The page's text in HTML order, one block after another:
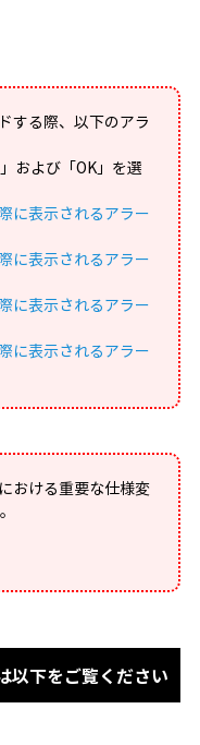
する際、以下のアラ
および「OK」を選
に表示されるアラー
に表示されるアラー
に表示されるアラー
に表示されるアラー
おける重要な仕様変
以下をご覧ください